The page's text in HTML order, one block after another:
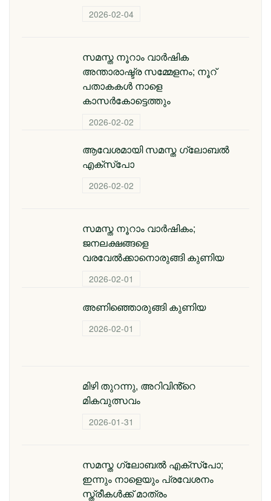
2026-02-04
സമസ്ത നൂറാം വാര്‍ഷിക
അന്താരാഷ്ട്ര സമ്മേളനം; നൂറ്
പതാകകള്‍ നാളെ
കാസര്‍കോട്ടെത്തും
2026-02-02
ആവേശമായി സമസ്ത ഗ്ലോബല്‍
എക്‌സ്‌പോ
2026-02-02
സമസ്ത നൂറാം വാര്‍ഷികം;
ജനലക്ഷങ്ങളെ
വരവേല്‍ക്കാനൊരുങ്ങി കുണിയ
2026-02-01
അണിഞ്ഞൊരുങ്ങി കുണിയ
2026-02-01
മിഴി തുറന്നു, അറിവിൻ്റെ
മികവുത്സവം
2026-01-31
സമസ്ത ഗ്ലോബൽ എക്സ്പോ;
ഇന്നും നാളെയും പ്രവേശനം
സ്ത്രീകൾക്ക് മാത്രം